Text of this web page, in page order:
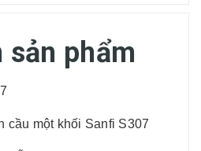
phẩm
cầu một khối Sanfi S307